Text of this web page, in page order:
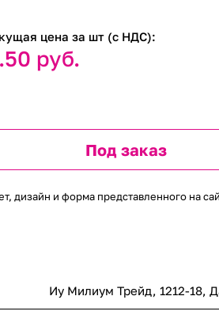
цена за шт (с НДС):
руб.
Под заказ
дизайн и форма представленного на
Иу Милиум Трейд, 1212-18,